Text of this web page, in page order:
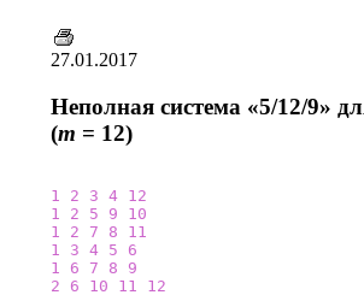
27.01.2017
Неполная система «5/12/9»
(m = 12)
1 2 3 4 12
1
2 5 9
10
1
2 7 8
11
1
3 4 5
6
1
6 7 8
9
2
6 10 11
12